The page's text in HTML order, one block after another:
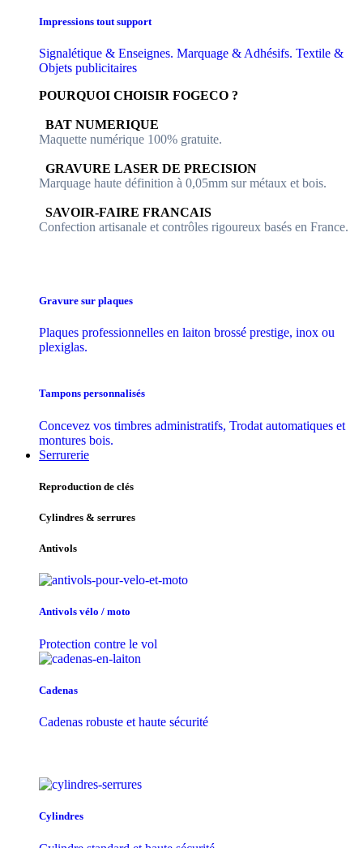
Impressions tout support
Signalétique & Enseignes. Marquage & Adhésifs. Textile &
Objets publicitaires
POURQUOI CHOISIR FOGECO ?
​​ BAT NUMERIQUE
Maquette numérique 100% ​gratuite.
​GRAVURE LASER DE PRECISION
Marquage haute définition à 0,05mm sur métaux et bois.
​SAVOIR-FAIRE FRANCAIS
Confection artisanale et contrôles ​rigoureux basés en France.
Gravure sur plaques
Plaques professionnelles en laiton brossé prestige, inox ou
plexiglas.
Tampons personnalisés
Concevez vos timbres administratifs, Trodat automatiques et
montures bois.
Serrurerie
Reproduction de clés
Cylindres & serrures
Antivols
Antivols vélo / moto
Protection contre le vol
Cadenas
Cadenas robuste et haute sécurité
Cylindres